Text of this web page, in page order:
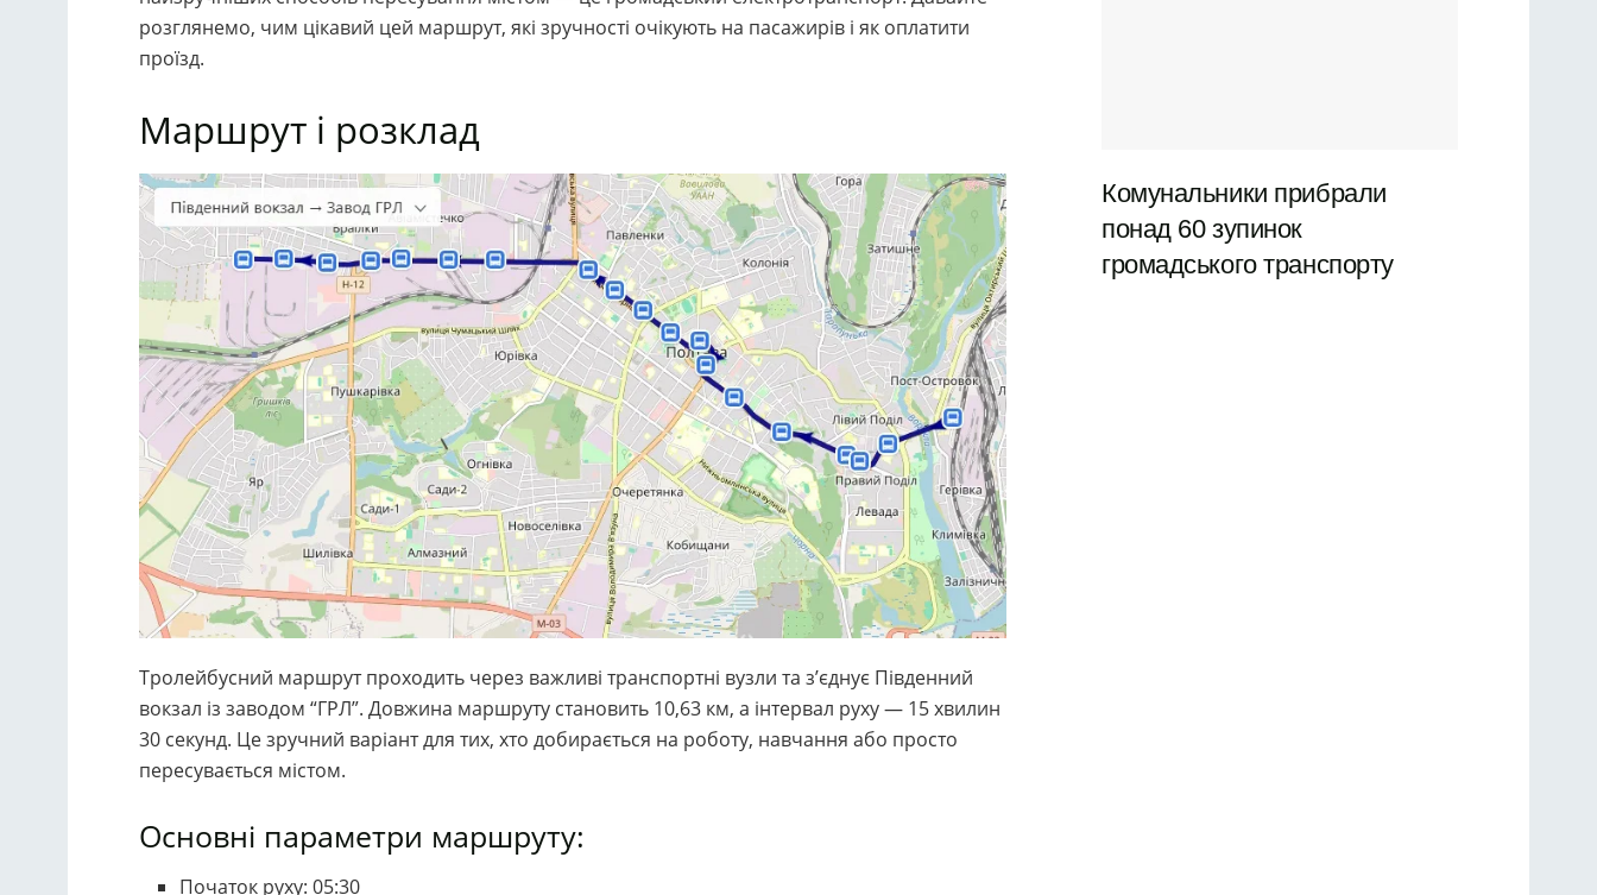
розглянемо, чим цікавий цей маршрут, які зручності очікують на пасажирів і як оплатити
проїзд.
Маршрут і розклад
Тролейбусний маршрут проходить через важливі транспортні вузли та з’єднує Південний
вокзал із заводом “ГРЛ”. Довжина маршруту становить 10,63 км, а інтервал руху — 15 хвилин
30 секунд. Це зручний варіант для тих, хто добирається на роботу, навчання або просто
пересувається містом.
Основні параметри маршруту:
Початок руху: 05:30
Комунальники прибрали
понад 60 зупинок
громадського транспорту